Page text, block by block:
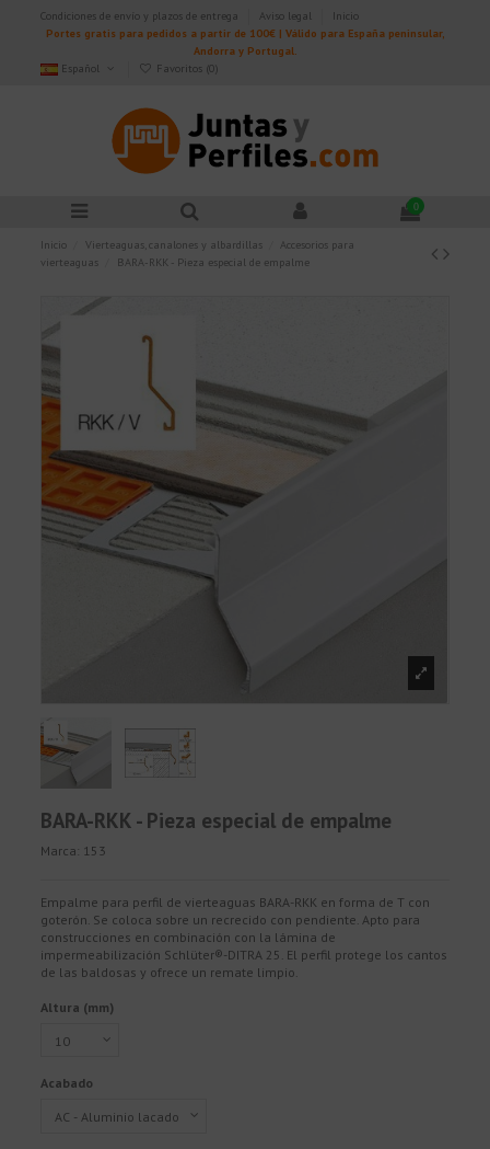
Condiciones de envío y plazos de entrega Aviso legal
Inicio
Portes gratis para pedidos a partir de 100€ | Válido para España peninsular,
Andorra y Portugal.
Español
Favoritos (0)
0
Inicio Vierteaguas, canalones y albardillas
Accesorios para
vierteaguas
BARA-RKK - Pieza especial de empalme
BARA-RKK - Pieza especial de empalme
Marca: 153
Empalme para perfil de vierteaguas BARA-RKK en forma de T con
goterón. Se coloca sobre un recrecido con pendiente. Apto para
construcciones en combinación con la lámina de
impermeabilización Schlüter®-DITRA 25. El perfil protege los cantos
de las baldosas y ofrece un remate limpio.
Altura (mm)
Acabado